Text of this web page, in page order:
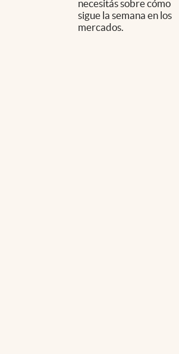
necesitás sobre cómo
sigue la semana en los
mercados.